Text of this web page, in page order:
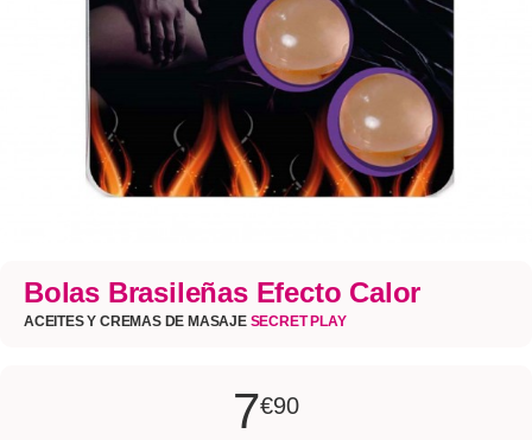
Bolas Brasileñas Efecto Calor
ACEITES Y CREMAS DE MASAJE SECRET PLAY
7€90